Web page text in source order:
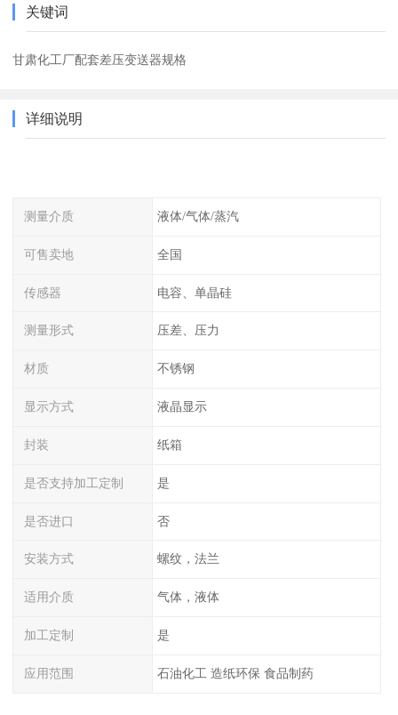
关键词
甘肃化工厂配套差压变送器规格
详细说明
测量介质 液体/气体/蒸汽
可售卖地 全国
传感器 电容、单晶硅
测量形式 压差、压力
材质 不锈钢
显示方式 液晶显示
封装 纸箱
是否支持加工定制 是
是否进口 否
安装方式 螺纹，法兰
适用介质 气体，液体
加工定制 是
应用范围 石油化工 造纸环保 食品制药